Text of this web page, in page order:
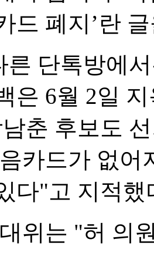
드 폐지’란
른 단톡방에
은 6월 2일
춘 후보도
카드가 없어
다"고 지적했
위는 "허 의